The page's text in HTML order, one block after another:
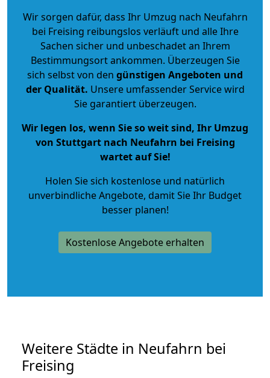
Wir sorgen dafür, dass Ihr Umzug nach Neufahrn
bei Freising reibungslos verläuft und alle Ihre
Sachen sicher und unbeschadet an Ihrem
Bestimmungsort ankommen. Überzeugen Sie
sich selbst von den günstigen Angeboten und
der Qualität. Unsere umfassender Service wird
Sie garantiert überzeugen.
Wir legen los, wenn Sie so weit sind, Ihr Umzug
von Stuttgart nach Neufahrn bei Freising
wartet auf Sie!
Holen Sie sich kostenlose und natürlich
unverbindliche Angebote, damit Sie Ihr Budget
besser planen!
Kostenlose Angebote erhalten
Weitere Städte in Neufahrn bei
Freising